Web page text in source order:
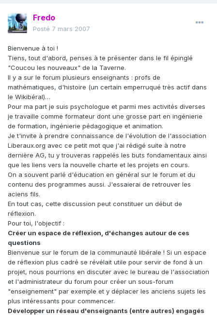
Fredo
Posté 7 mars 2007
Bienvenue à toi !
Tiens, tout d'abord, penses à te présenter dans le fil épinglé
"Coucou les nouveaux" de la Taverne.
Il y a sur le forum plusieurs enseignants : profs de
mathématiques, d'histoire (un certain emperruqué très actif dans
le Wikibéral)…
Pour ma part je suis psychologue et parmi mes activités diverses
je travaille comme formateur dont une grosse part en ingénierie
de formation, ingénierie pédagogique et animation.
Je t'invite à prendre connaissance de l'évolution de l'association
Liberaux.org avec ce petit mot que j'ai rédigé suite à notre
dernière AG, tu y trouveras rappelés les buts fondamentaux ainsi
que les liens vers la nouvelle charte et les projets en cours.
On a souvent parlé d'éducation en général sur le forum et du
contenu des programmes aussi. J'essaierai de retrouver les
aciens fils.
En tout cas, cette discussion peut constituer un début de
réflexion.
Pour toi, l'objectif :
Créer un espace de réflexion, d'échanges autour de ces
questions
Bienvenue sur le forum de la communauté libérale ! Si un espace
de réflexion plus cadré se révélait utile pour servir de fond à un
projet, nous pourrions en discuter avec le bureau de l'association
et l'administrateur du forum pour créer un sous-forum
"enseignement" par exemple et y déplacer les anciens sujets les
plus intéressants pour commencer.
Développer un réseau d'enseignants (entre autres) engagés